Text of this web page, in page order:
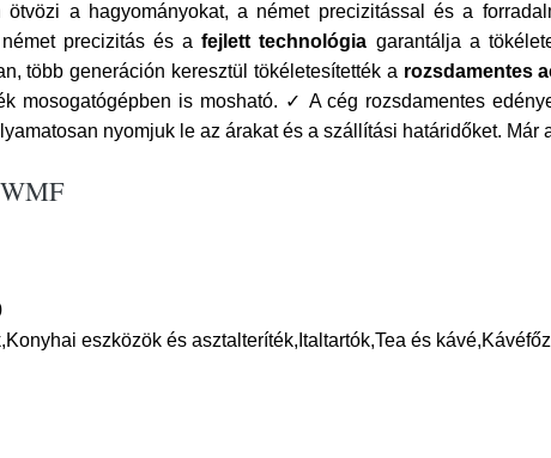
a hagyományokat, a német precizitással és a
precizitás és afejlett technológia garantálja a
több generáción keresztül tökéletesítették a rozsdamentes
mosogatógépben is mosható. ✓ A cég rozsdamentes
nyomjuk le az árakat és a szállítási határidőket. Már
eszközök és asztalteríték,Italtartók,Tea és